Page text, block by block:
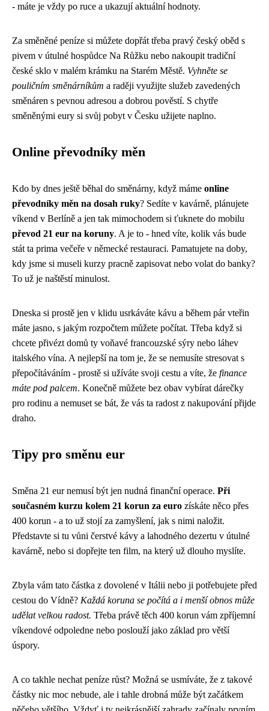
- máte je vždy po ruce a ukazují aktuální hodnoty.
Za směněné peníze si můžete dopřát třeba pravý český oběd s
pivem v útulné hospůdce Na Růžku nebo nakoupit tradiční
české sklo v malém krámku na Starém Městě. Vyhněte se
pouličním směnárníkům a raději využijte služeb zavedených
směnáren s pevnou adresou a dobrou pověstí. S chytře
směněnými eury si svůj pobyt v Česku užijete naplno.
Online převodníky měn
Kdo by dnes ještě běhal do směnárny, když máme online
převodníky měn na dosah ruky? Sedíte v kavárně, plánujete
víkend v Berlíně a jen tak mimochodem si ťuknete do mobilu
převod 21 eur na koruny. A je to - hned víte, kolik vás bude
stát ta prima večeře v německé restauraci. Pamatujete na doby,
kdy jsme si museli kurzy pracně zapisovat nebo volat do banky?
To už je naštěstí minulost.
Dneska si prostě jen v klidu usrkáváte kávu a během pár vteřin
máte jasno, s jakým rozpočtem můžete počítat. Třeba když si
chcete přivézt domů ty voňavé francouzské sýry nebo láhev
italského vína. A nejlepší na tom je, že se nemusíte stresovat s
přepočítáváním - prostě si užíváte svoji cestu a víte, že finance
máte pod palcem. Konečně můžete bez obav vybírat dárečky
pro rodinu a nemuset se bát, že vás ta radost z nakupování přijde
draho.
Tipy pro směnu eur
Směna 21 eur nemusí být jen nudná finanční operace. Při
současném kurzu kolem 21 korun za euro získáte něco přes
400 korun - a to už stojí za zamyšlení, jak s nimi naložit.
Představte si tu vůni čerstvé kávy a lahodného dezertu v útulné
kavárně, nebo si dopřejte ten film, na který už dlouho myslíte.
Zbyla vám tato částka z dovolené v Itálii nebo ji potřebujete před
cestou do Vídně? Každá koruna se počítá a i menší obnos může
udělat velkou radost. Třeba právě těch 400 korun vám zpříjemní
víkendové odpoledne nebo poslouží jako základ pro větší
úspory.
A co takhle nechat peníze růst? Možná se usmíváte, že z takové
částky nic moc nebude, ale i tahle drobná může být začátkem